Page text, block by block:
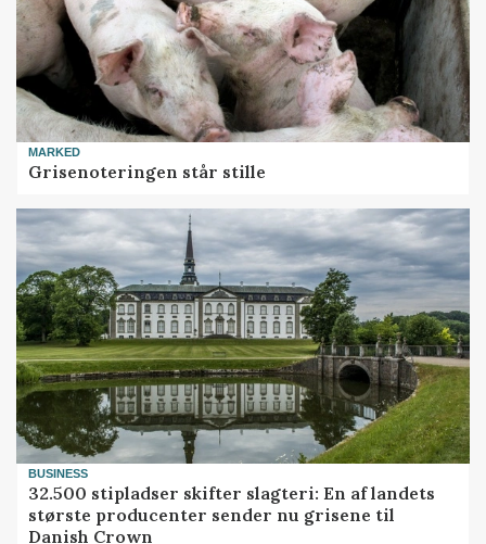
MARKED
Grisenoteringen står stille
BUSINESS
32.500 stipladser skifter slagteri: En af landets
største producenter sender nu grisene til
Danish Crown